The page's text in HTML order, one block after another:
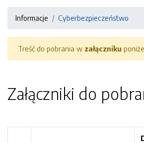
Informacje Cyberbezpieczeństwo
Treść do pobrania w załączniku
Załączniki do